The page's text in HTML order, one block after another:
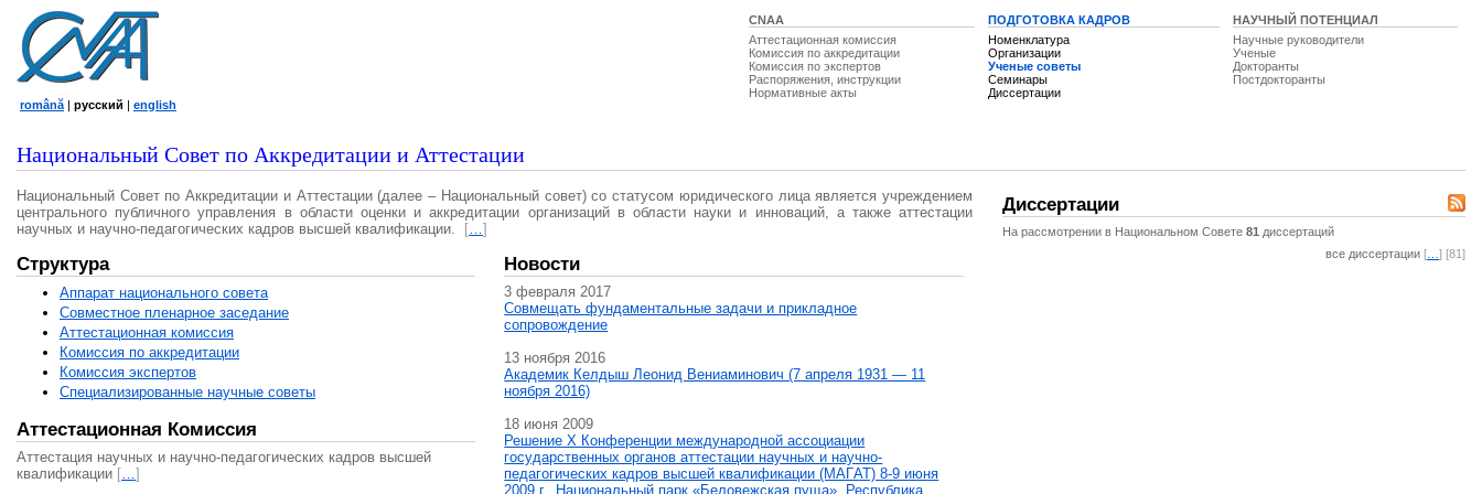
CNAA
Аттестационная комиссия
Комиссия по аккредитации
Комиссия по экспертов
Распоряжения, инструкции
Нормативные акты
ПОДГОТОВКА КАДРОВ
Номенклатура
Организации
Ученые советы
Семинары
Диссертации
НАУЧНЫЙ ПОТЕНЦИАЛ
Научные руководители
Ученые
Докторанты
Постдокторанты
română | русский | english
Национальный Совет по Аккредитации и Аттестации
Национальный Совет по Аккредитации и Аттестации (далее – Национальный совет) со статусом юридического лица является учреждением
центрального публичного управления в области оценки и аккредитации организаций в области науки и инноваций, а также аттестации
научных и научно-педагогических кадров высшей квалификации.
[…]
Структура
Аппарат национального совета
Совместное пленарное заседание
Аттестационная комисcия
Комиссия по аккредитации
Комиссия экспертов
Специализированные научные советы
Аттестационная Комиссия
Аттестация научных и научно-педагогических кадров высшей
квалификации […]
Новости
3 февраля 2017
Совмещать фундаментальные задачи и прикладное
сопровождение
13 ноября 2016
Академик Келдыш Леонид Вениаминович (7 апреля 1931 — 11
ноября 2016)
18 июня 2009
Решение X Конференции международной ассоциации
государственных органов аттестации научных и научно-
педагогических кадров высшей квалификации (МАГAT) 8-9 июня
2009 г., Национальный парк «Беловежская пуща», Республика
Диссертации
На рассмотрении в Национальном Совете 81 диссертаций
все диссертации [ ] [81]